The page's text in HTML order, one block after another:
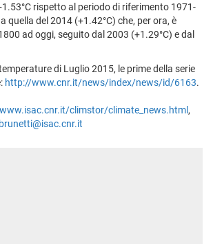
rispetto al periodo di riferimento 1971-
quella del 2014 (+1.42°C) che, per ora, è
ad oggi, seguito dal 2003 (+1.29°C) e dal
di Luglio 2015, le prime della serie
http://www.cnr.it/news/index/news/id/6163.
climstor/climate_news.html,